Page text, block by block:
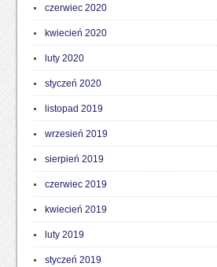
czerwiec 2020
kwiecień 2020
luty 2020
styczeń 2020
listopad 2019
wrzesień 2019
sierpień 2019
czerwiec 2019
kwiecień 2019
luty 2019
styczeń 2019